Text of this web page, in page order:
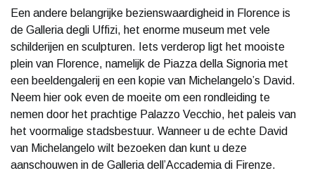
Een andere belangrijke bezienswaardigheid in Florence is
de Galleria degli Uffizi, het enorme museum met vele
schilderijen en sculpturen. Iets verderop ligt het mooiste
plein van Florence, namelijk de Piazza della Signoria met
een beeldengalerij en een kopie van Michelangelo’s David.
Neem hier ook even de moeite om een rondleiding te
nemen door het prachtige Palazzo Vecchio, het paleis van
het voormalige stadsbestuur. Wanneer u de echte David
van Michelangelo wilt bezoeken dan kunt u deze
aanschouwen in de Galleria dell’Accademia di Firenze.